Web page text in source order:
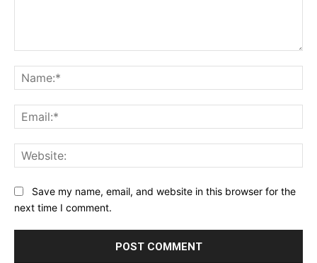
Save my name, email, and website in this browser for the
next time I comment.